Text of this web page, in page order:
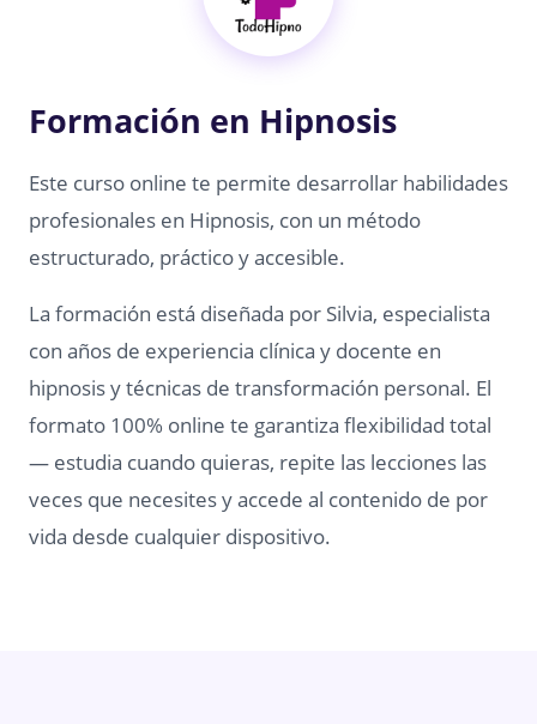
Formación en Hipnosis
Este curso online te permite desarrollar habilidades
profesionales en Hipnosis, con un método
estructurado, práctico y accesible.
La formación está diseñada por Silvia, especialista
con años de experiencia clínica y docente en
hipnosis y técnicas de transformación personal. El
formato 100% online te garantiza flexibilidad total
— estudia cuando quieras, repite las lecciones las
veces que necesites y accede al contenido de por
vida desde cualquier dispositivo.